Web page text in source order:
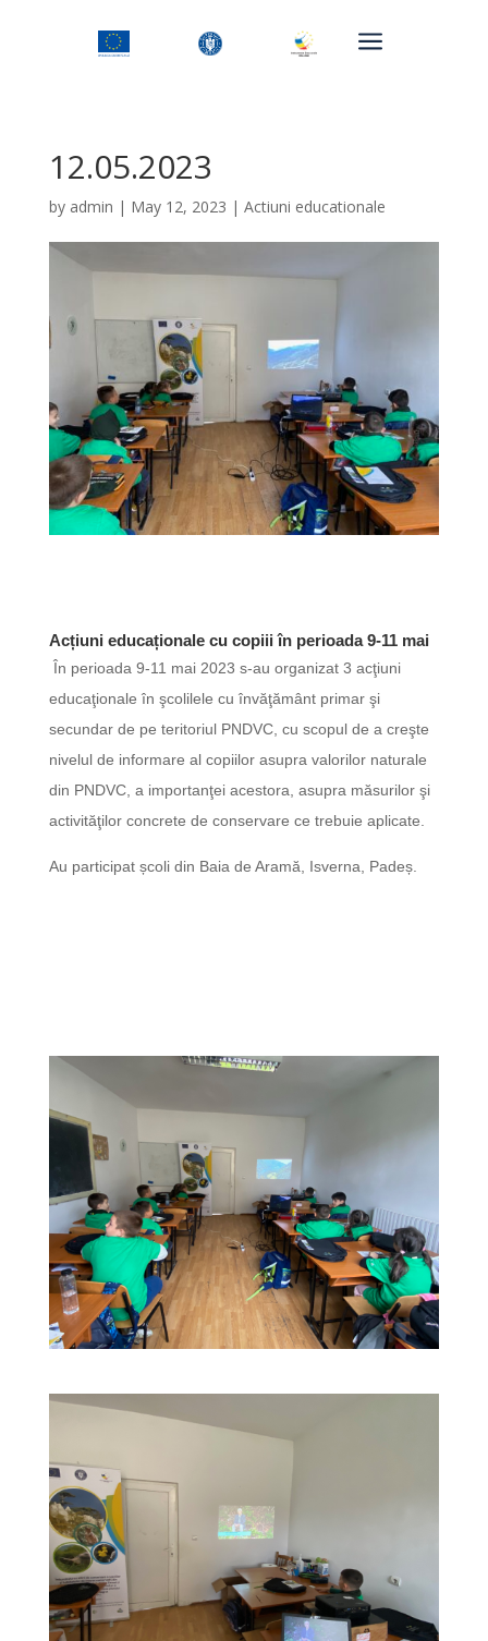
a
12.05.2023
by admin | May 12, 2023 | Actiuni educationale
Acțiuni educaționale cu copiii în perioada 9-11 mai
În perioada 9-11 mai 2023 s-au organizat 3 acţiuni
educaţionale în şcolilele cu învăţământ primar şi
secundar de pe teritoriul PNDVC, cu scopul de a creşte
nivelul de informare al copiilor asupra valorilor naturale
din PNDVC, a importanţei acestora, asupra măsurilor şi
activităţilor concrete de conservare ce trebuie aplicate.
Au participat școli din Baia de Aramă, Isverna, Padeș.